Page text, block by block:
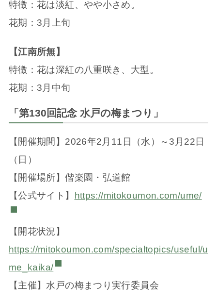
特徴：花は淡紅、やや小さめ。
花期：3月上旬
【江南所無】
特徴：花は深紅の八重咲き、大型。
花期：3月中旬
「第130回記念 水戸の梅まつり」
【開催期間】2026年2月11日（水）～3月22日
（日）
【開催場所】偕楽園・弘道館
【公式サイト】 https://mitokoumon.com/ume/
【開花状況】
https://mitokoumon.com/specialtopics/useful/u
me_kaika/
【主催】水戸の梅まつり実行委員会